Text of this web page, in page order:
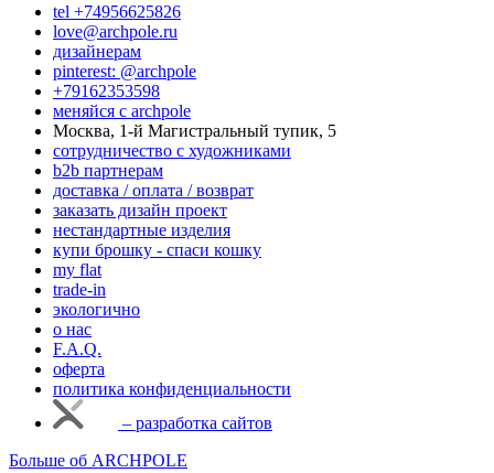
tel +74956625826
love@archpole.ru
дизайнерам
pinterest: @archpole
+79162353598
меняйся с аrchpole
Москва, 1-й Магистральный тупик, 5
cотрудничество с художниками
b2b партнерам
доставка / оплата / возврат
заказать дизайн проект
нестандартные изделия
купи брошку - спаси кошку
my flat
trade-in
экологично
о нас
F.A.Q.
оферта
политика конфиденциальности
– разработка сайтов
Больше об ARCHPOLE